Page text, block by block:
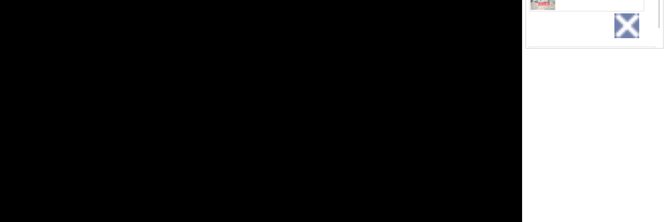
はお住まいから始まります◎住環境が
良いと、自然と笑顔になれますよね◎
そんな素敵でハリのある生活を始めま
かわいいお家になって誕生